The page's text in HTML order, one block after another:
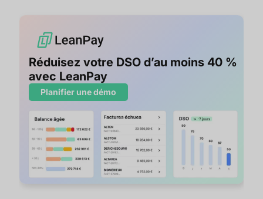
Réduisez votre DSO d’au moins 40 %
avec LeanPay
Planifier une démo